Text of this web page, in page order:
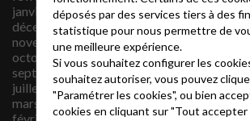
janvier 2024
décembre 2023
novembre 2023
octobre 2023
septembre 2023
juillet 2023
mars 2023
déposés par des services tiers à des
statistique pour nous permettre de
une meilleure expérience.
Si vous souhaitez configurer les
souhaitez autoriser, vous pouvez
"Paramétrer les cookies", ou bien
cookies en cliquant sur "Tout accepter